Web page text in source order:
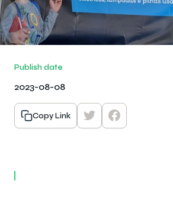
Publish date
2023-08-08
Copy Link